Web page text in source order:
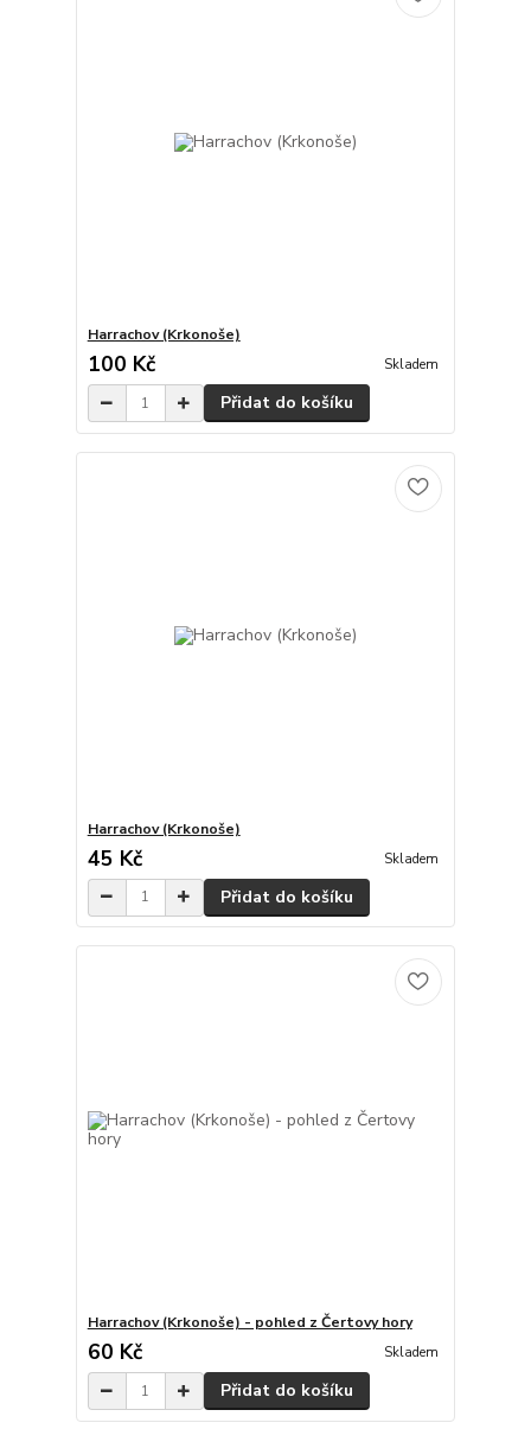
Harrachov (Krkonoše)
100 Kč Skladem
Přidat do košíku
Harrachov (Krkonoše)
45 Kč Skladem
Přidat do košíku
Harrachov (Krkonoše) - pohled z Čertovy hory
60 Kč Skladem
Přidat do košíku